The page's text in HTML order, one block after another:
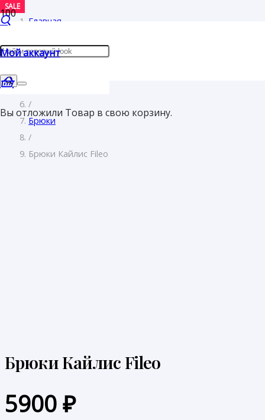
Мой аккаунт
Вы отложили Товар в свою корзину.
Главная
Женщинам
/
Брюки
/
Брюки Кайлис Fileo
Брюки Кайлис Fileo
5900₽
SALE
SALE
SALE